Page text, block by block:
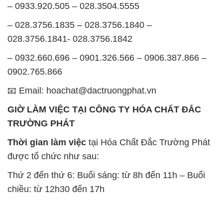
– 0933.920.505 – 028.3504.5555
– 028.3756.1835 – 028.3756.1840 –
028.3756.1841- 028.3756.1842
– 0932.660.696 – 0901.326.566 – 0906.387.866 –
0902.765.866
📧 Email: hoachat@dactruongphat.vn
GIỜ LÀM VIỆC TẠI CÔNG TY HÓA CHẤT ĐẮC
TRƯỜNG PHÁT
Thời gian làm việc tại Hóa Chất Đắc Trường Phát
được tổ chức như sau:
Thứ 2 đến thứ 6: Buổi sáng: từ 8h đến 11h – Buổi
chiều: từ 12h30 đến 17h